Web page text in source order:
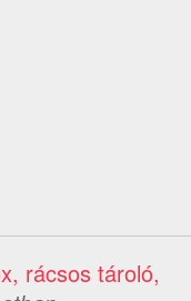
rácsos tároló,